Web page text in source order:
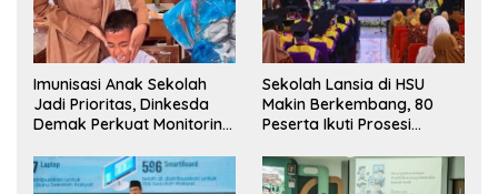
Imunisasi Anak Sekolah
Jadi Prioritas, Dinkesda
Demak Perkuat Monitoring
Sekolah Lansia di HSU
Makin Berkembang, 80
Peserta Ikuti Prosesi